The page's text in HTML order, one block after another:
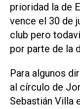
prioridad la de
vence el 30 de
club pero
por parte de la
Para algunos
al círculo de
Sebastián Villa